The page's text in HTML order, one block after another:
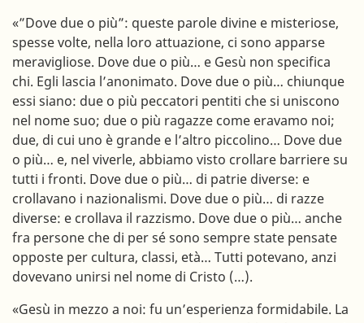
«”Dove due o più”: queste parole divine e misteriose,
spesse volte, nella loro attuazione, ci sono apparse
meravigliose. Dove due o più… e Gesù non specifica
chi. Egli lascia l’anonimato. Dove due o più… chiunque
essi siano: due o più peccatori pentiti che si uniscono
nel nome suo; due o più ragazze come eravamo noi;
due, di cui uno è grande e l’altro piccolino… Dove due
o più… e, nel viverle, abbiamo visto crollare barriere su
tutti i fronti. Dove due o più… di patrie diverse: e
crollavano i nazionalismi. Dove due o più… di razze
diverse: e crollava il razzismo. Dove due o più… anche
fra persone che di per sé sono sempre state pensate
opposte per cultura, classi, età… Tutti potevano, anzi
dovevano unirsi nel nome di Cristo (…).
«Gesù in mezzo a noi: fu un’esperienza formidabile. La